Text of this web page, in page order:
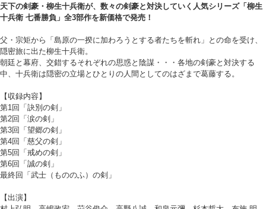
天下の剣豪・柳生十兵衛が、数々の剣豪と対決していく人気シリーズ「柳生
十兵衛 七番勝負」全3部作を新価格で発売！
父・宗矩から「島原の一揆に加わろうとする者たちを斬れ」との命を受け、
隠密旅に出た柳生十兵衛。
朝廷と幕府、交錯するそれぞれの思惑と陰謀・・・各地の剣豪と対決する
中、十兵衛は隠密の立場とひとりの人間としてのはざまで葛藤する。
【収録内容】
第1回「訣別の剣」
第2回「涙の剣」
第3回「望郷の剣」
第4回「慈父の剣」
第5回「戒めの剣」
第6回「誠の剣」
最終回「武士（もののふ）の剣」
【出演】